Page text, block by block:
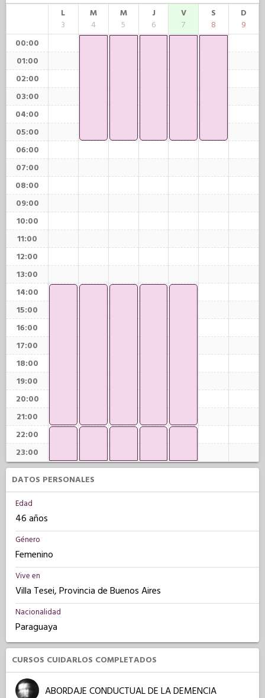
L
3
M
4
M
5
J
6
V
7
S
8
D
9
00:00
01:00
02:00
03:00
04:00
05:00
06:00
07:00
08:00
09:00
10:00
11:00
12:00
13:00
14:00
15:00
16:00
17:00
18:00
19:00
20:00
21:00
22:00
23:00
DATOS PERSONALES
Edad
46 años
Género
Femenino
Vive en
Villa Tesei, Provincia de Buenos Aires
Nacionalidad
Paraguaya
CURSOS CUIDARLOS COMPLETADOS
ABORDAJE CONDUCTUAL DE LA DEMENCIA